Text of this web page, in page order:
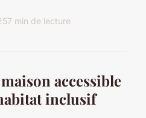
7 min de lecture
accessible
inclusif